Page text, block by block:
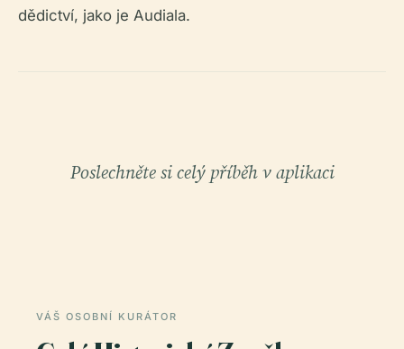
dědictví, jako je Audiala.
Poslechněte si celý příběh v aplikaci
VÁŠ OSOBNÍ KURÁTOR